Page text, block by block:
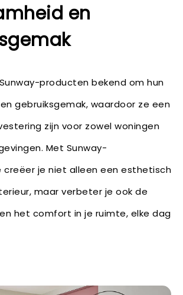
en
producten bekend om hun
gebruiksgemak, waardoor ze een
zijn voor zowel woningen
Met Sunway-
je niet alleen een esthetisch
maar verbeter je ook de
het comfort in je ruimte, elke dag